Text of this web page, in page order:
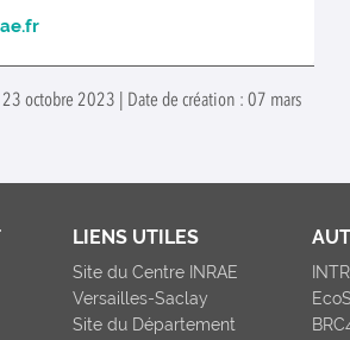
octobre 2023 | Date de création : 07 mars
LIENS UTILES
Site du Centre INRAE
Versailles-Saclay
Site du Département